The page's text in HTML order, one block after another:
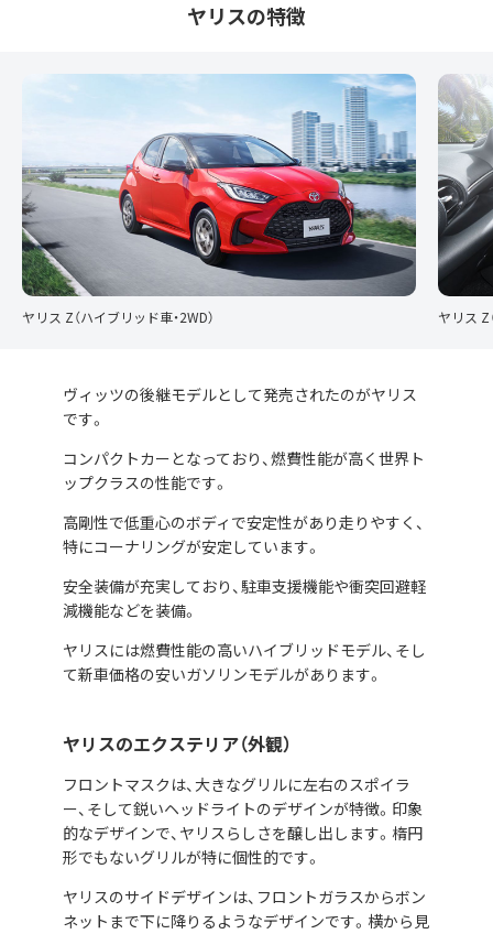
ヤリスの特徴
ヤリス Z（ハイブリッド車・2WD） ヤリス Z
ヴィッツの後継モデルとして発売されたのがヤリス
です。
コンパクトカーとなっており、燃費性能が高く世界ト
ップクラスの性能です。
高剛性で低重心のボディで安定性があり走りやすく、
特にコーナリングが安定しています。
安全装備が充実しており、駐車支援機能や衝突回避軽
減機能などを装備。
ヤリスには燃費性能の高いハイブリッドモデル、そし
て新車価格の安いガソリンモデルがあります。
ヤリスのエクステリア（外観）
フロントマスクは、大きなグリルに左右のスポイラ
ー、そして鋭いヘッドライトのデザインが特徴。印象
的なデザインで、ヤリスらしさを醸し出します。楕円
形でもないグリルが特に個性的です。
ヤリスのサイドデザインは、フロントガラスからボン
ネットまで下に降りるようなデザインです。横から見